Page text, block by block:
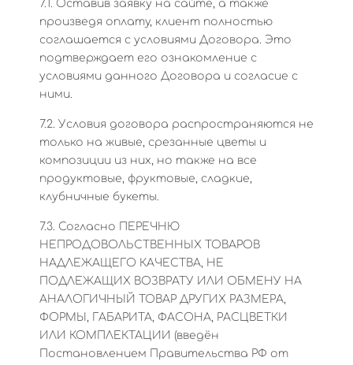
7.1. Оставив заявку на сайте, а также
произведя оплату, клиент полностью
соглашается с условиями Договора. Это
подтверждает его ознакомление с
условиями данного Договора и согласие с
ними.
7.2. Условия договора распространяются не
только на живые, срезанные цветы и
композиции из них, но также на все
продуктовые, фруктовые, сладкие,
клубничные букеты.
7.3. Согласно ПЕРЕЧНЮ
НЕПРОДОВОЛЬСТВЕННЫХ ТОВАРОВ
НАДЛЕЖАЩЕГО КАЧЕСТВА, НЕ
ПОДЛЕЖАЩИХ ВОЗВРАТУ ИЛИ ОБМЕНУ НА
АНАЛОГИЧНЫЙ ТОВАР ДРУГИХ РАЗМЕРА,
ФОРМЫ, ГАБАРИТА, ФАСОНА, РАСЦВЕТКИ
ИЛИ КОМПЛЕКТАЦИИ (введён
Постановлением Правительства РФ от